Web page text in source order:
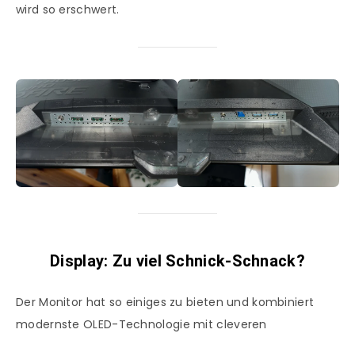
wird so erschwert.
Display: Zu viel Schnick-Schnack?
Der Monitor hat so einiges zu bieten und kombiniert
modernste OLED-Technologie mit cleveren